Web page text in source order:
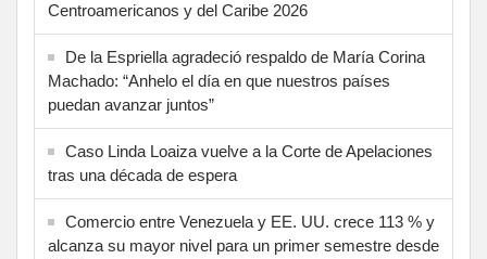
Centroamericanos y del Caribe 2026
De la Espriella agradeció respaldo de María Corina
Machado: “Anhelo el día en que nuestros países
puedan avanzar juntos”
Caso Linda Loaiza vuelve a la Corte de Apelaciones
tras una década de espera
Comercio entre Venezuela y EE. UU. crece 113 % y
alcanza su mayor nivel para un primer semestre desde